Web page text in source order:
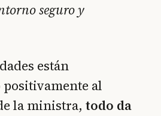
seguro y
están
al
la ministra, todo da